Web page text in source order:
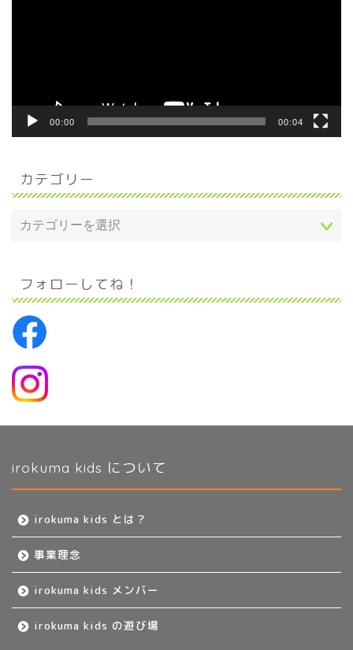
00:00 00:04
カテゴリー
フォローしてね！
irokuma kids について
irokuma kids とは？
事業理念
irokuma kids メンバー
irokuma kids の遊び場